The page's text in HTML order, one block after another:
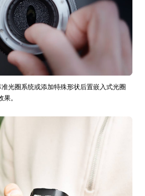
光圈系统或添加特殊形状后置嵌入式光圈
。